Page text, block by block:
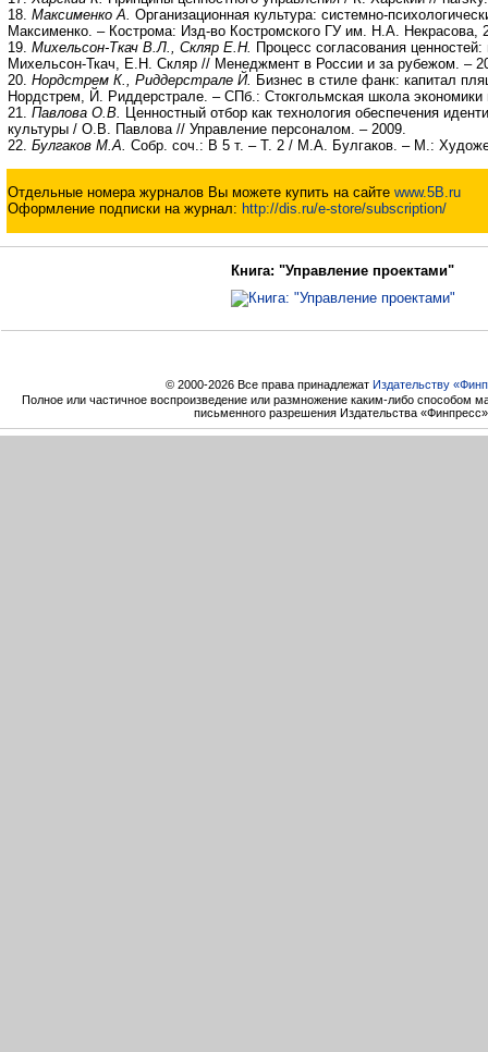
18. Максименко А. Организационная культура: системно-
Максименко. – Кострома: Изд-во Костромского ГУ им. Н.А. Некрасова,
19. Михельсон-Ткач В.Л., Скляр Е.Н. Процесс согласования
Михельсон-Ткач, Е.Н. Скляр // Менеджмент в России и за рубежом. –
20. Нордстрем К., Риддерстрале Й. Бизнес в стиле фанк: капитал
Нордстрем, Й. Риддерстрале. – СПб.: Стокгольмская школа экономики
21. Павлова О.В. Ценностный отбор как технология обеспечения
культуры / О.В. Павлова // Управление персоналом. – 2009.
22. Булгаков М.А. Собр. соч.: В 5 т. – Т. 2 / М.А. Булгаков. – М.:
Отдельные номера журналов Вы можете купить на сайте www.5B.ru
Оформление подписки на журнал: http://dis.ru/e-store/subscription/
Книга: "Управление проектами"
© 2000-2026 Все права принадлежат Издательству
Полное или частичное воспроизведение или размножение каким-либо способом
письменного разрешения Издательства